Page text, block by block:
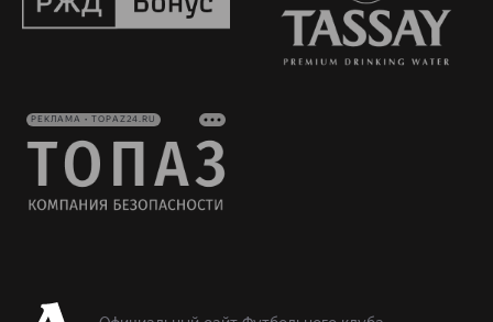
РЕКЛАМА • TOPAZ24.RU